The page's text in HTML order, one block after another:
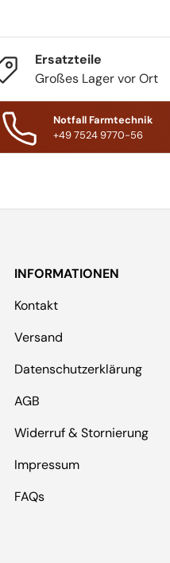
Ersatzteile
Großes Lager vor Ort
Notfall Farmtechnik
+49 7524 9770-56
INFORMATIONEN
Kontakt
Versand
Datenschutzerklärung
AGB
Widerruf & Stornierung
Impressum
FAQs